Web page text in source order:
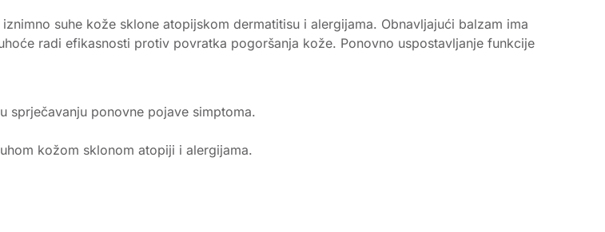
suhe kože sklone atopijskom dermatitisu i alergijama. Obnavljajući balzam ima
radi efikasnosti protiv povratka pogoršanja kože. Ponovno uspostavljanje funkcije
sprječavanju ponovne pojave simptoma.
kožom sklonom atopiji i alergijama.